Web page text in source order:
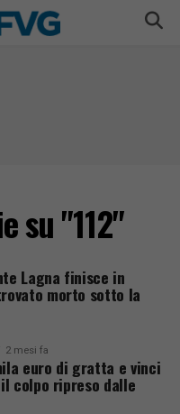
su "112"
Lagna finisce in
morto sotto la
2 mesi fa
euro di gratta e vinci
colpo ripreso dalle